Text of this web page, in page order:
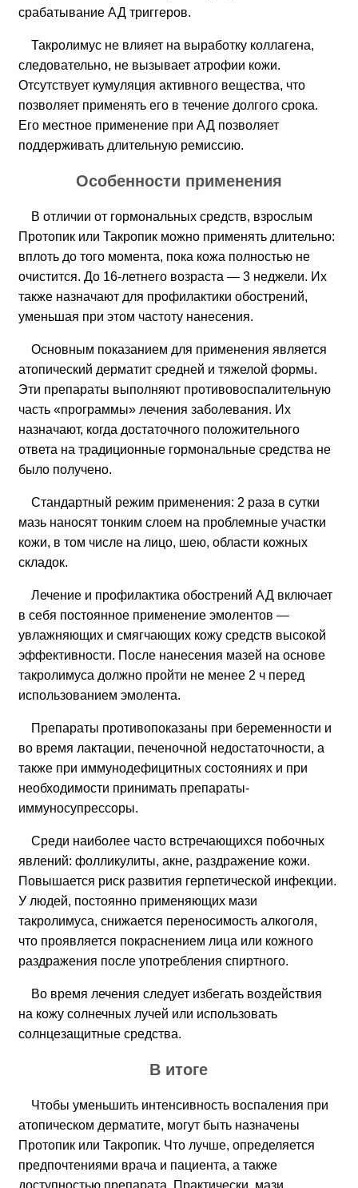
срабатывание АД триггеров.
Такролимус не влияет на выработку коллагена,
следовательно, не вызывает атрофии кожи.
Отсутствует кумуляция активного вещества, что
позволяет применять его в течение долгого срока.
Его местное применение при АД позволяет
поддерживать длительную ремиссию.
Особенности применения
В отличии от гормональных средств, взрослым
Протопик или Такропик можно применять длительно:
вплоть до того момента, пока кожа полностью не
очистится. До 16-летнего возраста — 3 неджели. Их
также назначают для профилактики обострений,
уменьшая при этом частоту нанесения.
Основным показанием для применения является
атопический дерматит средней и тяжелой формы.
Эти препараты выполняют противовоспалительную
часть «программы» лечения заболевания. Их
назначают, когда достаточного положительного
ответа на традиционные гормональные средства не
было получено.
Стандартный режим применения: 2 раза в сутки
мазь наносят тонким слоем на проблемные участки
кожи, в том числе на лицо, шею, области кожных
складок.
Лечение и профилактика обострений АД включает
в себя постоянное применение эмолентов —
увлажняющих и смягчающих кожу средств высокой
эффективности. После нанесения мазей на основе
такролимуса должно пройти не менее 2 ч перед
использованием эмолента.
Препараты противопоказаны при беременности и
во время лактации, печеночной недостаточности, а
также при иммунодефицитных состояниях и при
необходимости принимать препараты-
иммуносупрессоры.
Среди наиболее часто встречающихся побочных
явлений: фолликулиты, акне, раздражение кожи.
Повышается риск развития герпетической инфекции.
У людей, постоянно применяющих мази
такролимуса, снижается переносимость алкоголя,
что проявляется покраснением лица или кожного
раздражения после употребления спиртного.
Во время лечения следует избегать воздействия
на кожу солнечных лучей или использовать
солнцезащитные средства.
В итоге
Чтобы уменьшить интенсивность воспаления при
атопическом дерматите, могут быть назначены
Протопик или Такропик. Что лучше, определяется
предпочтениями врача и пациента, а также
доступностью препарата. Практически, мази